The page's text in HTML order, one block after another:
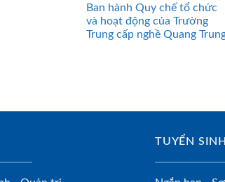
Ban hành Quy chế tổ chức
và hoạt động của Trường
Trung cấp nghề Quang
TUYỂN SINH